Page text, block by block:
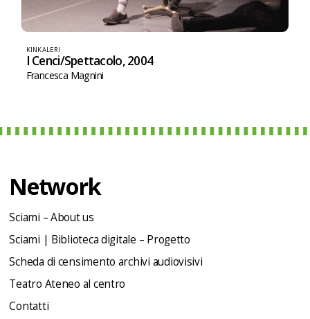
KINKALERI
I Cenci/Spettacolo, 2004
Francesca Magnini
Network
Sciami – About us
Sciami | Biblioteca digitale – Progetto
Scheda di censimento archivi audiovisivi
Teatro Ateneo al centro
Contatti